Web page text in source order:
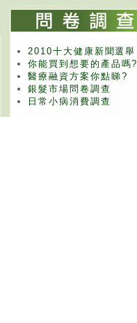
2010十大健康新聞選舉
你能買到想要的產品嗎?
醫療融資方案你點睇?
銀髮市場問卷調查
日常小病消費調查